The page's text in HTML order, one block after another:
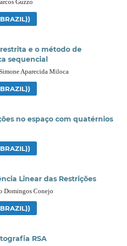
Guzzo
e o método de
sequencial
Aparecida Miloca
no espaço com quatérnios
Linear das Restrições
Domingos Conejo
RSA